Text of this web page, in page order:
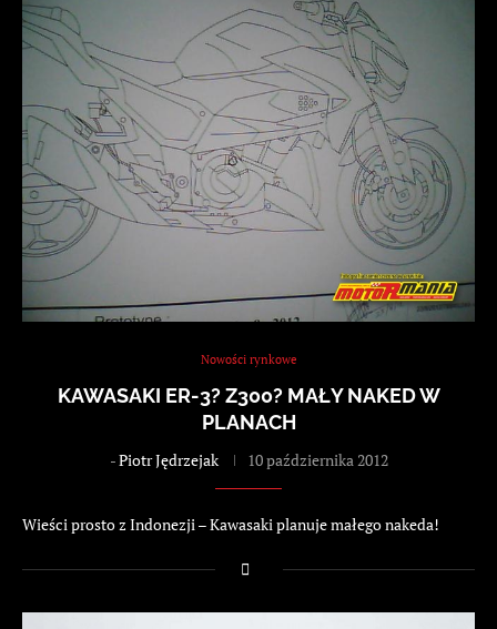
Nowości rynkowe
KAWASAKI ER-3? Z300? MAŁY NAKED W
PLANACH
-Piotr Jędrzejak 10 października 2012
Wieści prosto z Indonezji – Kawasaki planuje małego nakeda!